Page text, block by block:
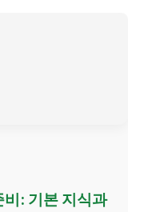
: 기본 지식과